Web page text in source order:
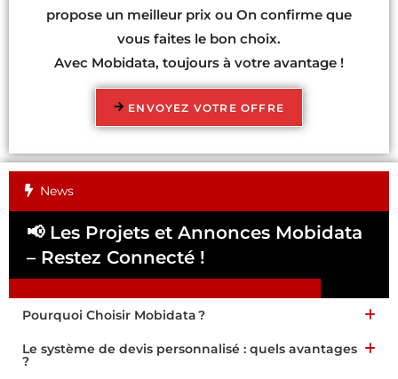
propose un meilleur prix ou On confirme que
vous faites le bon choix.
Avec Mobidata, toujours à votre avantage !
ENVOYEZ VOTRE OFFRE
News
📢 Les Projets et Annonces Mobidata
– Restez Connecté !
Pourquoi Choisir Mobidata ?
Le système de devis personnalisé : quels avantages
?